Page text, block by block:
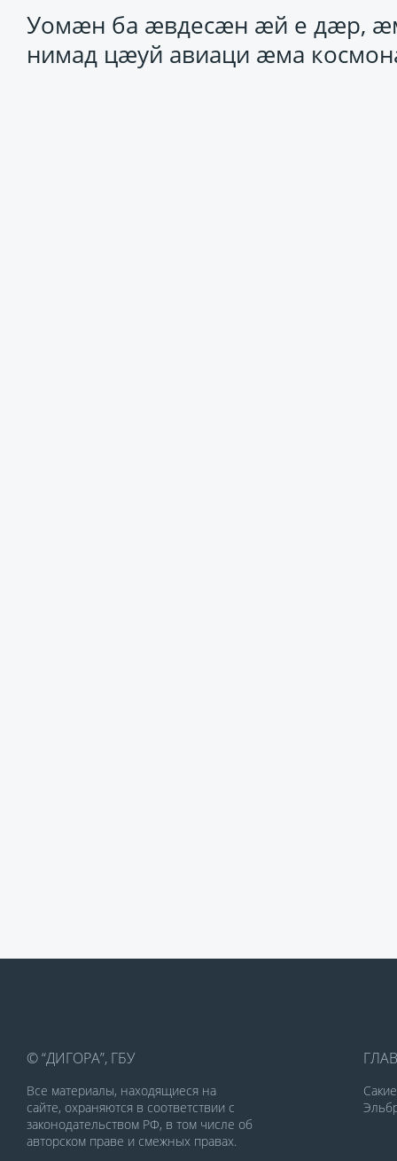
Уомæн ба æвдесæн æй е дæр,
нимад цæуй авиаци æма
© “ДИГОРА”, ГБУ
Все материалы, находящиеся на
сайте, охраняются в соответствии с
законодательством РФ, в том числе об
авторском праве и смежных правах.